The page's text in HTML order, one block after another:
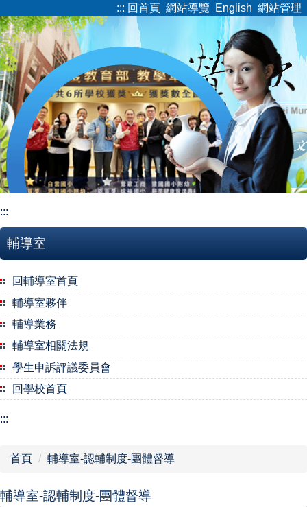
到
主
要
內
容
區
::: 回首頁 網站導覽 English 網站管理
:::
輔導室
回輔導室首頁
輔導室夥伴
輔導業務
輔導室相關法規
學生申訴評議委員會
回學校首頁
:::
首頁 輔導室-認輔制度-團體督導
輔導室-認輔制度-團體督導